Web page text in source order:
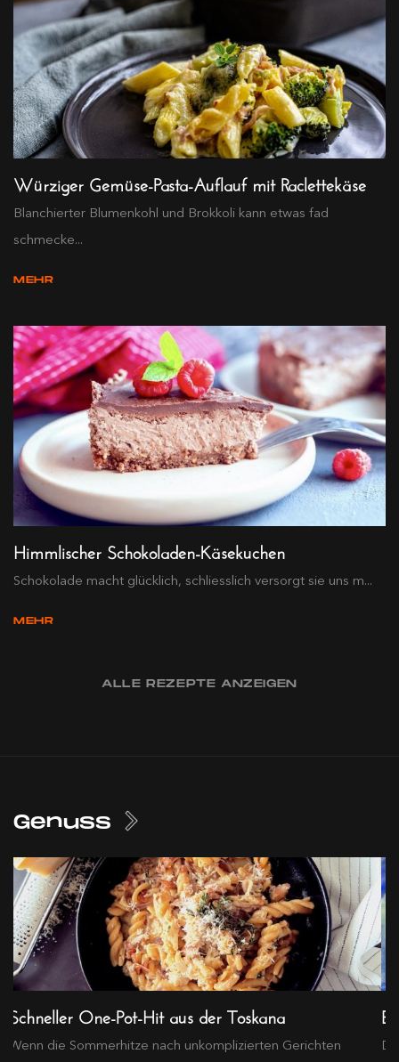
Würziger Gemüse-Pasta-Auflauf mit Raclettekäse
Blanchierter Blumenkohl und Brokkoli kann etwas fad
schmecke...
MEHR
Himmlischer Schokoladen-Käsekuchen
Schokolade macht glücklich, schliesslich versorgt sie uns m...
MEHR
ALLE REZEPTE ANZEIGEN
Genuss
Schneller One-Pot-Hit aus der Toskana
Wenn die Sommerhitze nach unkomplizierten Gerichten